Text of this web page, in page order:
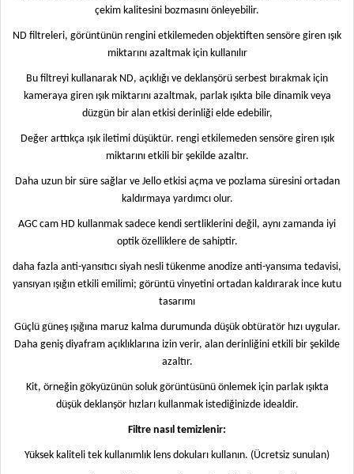
çekim kalitesini bozmasını önleyebilir.
ND filtreleri, görüntünün rengini etkilemeden objektiften sensöre giren ışık
miktarını azaltmak için kullanılır
Bu filtreyi kullanarak ND, açıklığı ve deklanşörü serbest bırakmak için
kameraya giren ışık miktarını azaltmak, parlak ışıkta bile dinamik veya
düzgün bir alan etkisi derinliği elde edebilir,
Değer arttıkça ışık iletimi düşüktür. rengi etkilemeden sensöre giren ışık
miktarını etkili bir şekilde azaltır.
Daha uzun bir süre sağlar ve Jello etkisi açma ve pozlama süresini ortadan
kaldırmaya yardımcı olur.
AGC cam HD kullanmak sadece kendi sertliklerini değil, aynı zamanda iyi
optik özelliklere de sahiptir.
daha fazla anti-yansıtıcı siyah nesli tükenme anodize anti-yansıma tedavisi,
yansıyan ışığın etkili emilimi; görüntü vinyetini ortadan kaldırarak ince kutu
tasarımı
Güçlü güneş ışığına maruz kalma durumunda düşük obtüratör hızı uygular.
Daha geniş diyafram açıklıklarına izin verir, alan derinliğini etkili bir şekilde
azaltır.
Kit, örneğin gökyüzünün soluk görüntüsünü önlemek için parlak ışıkta
düşük deklanşör hızları kullanmak istediğinizde idealdir.
Filtre nasıl temizlenir:
Yüksek kaliteli tek kullanımlık lens dokuları kullanın. (Ücretsiz sunulan)